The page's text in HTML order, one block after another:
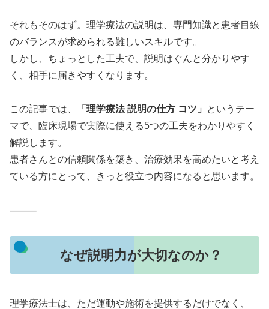
それもそのはず。理学療法の説明は、専門知識と患者目線
のバランスが求められる難しいスキルです。
しかし、ちょっとした工夫で、説明はぐんと分かりやす
く、相手に届きやすくなります。
この記事では、 「理学療法 説明の仕方 コツ」
というテー
マで、臨床現場で実際に使える5つの工夫をわかりやすく
解説します。
患者さんとの信頼関係を築き、治療効果を高めたいと考え
ている方にとって、きっと役立つ内容になると思います。
⸻
なぜ説明力が大切なのか？
理学療法士は、ただ運動や施術を提供するだけでなく、